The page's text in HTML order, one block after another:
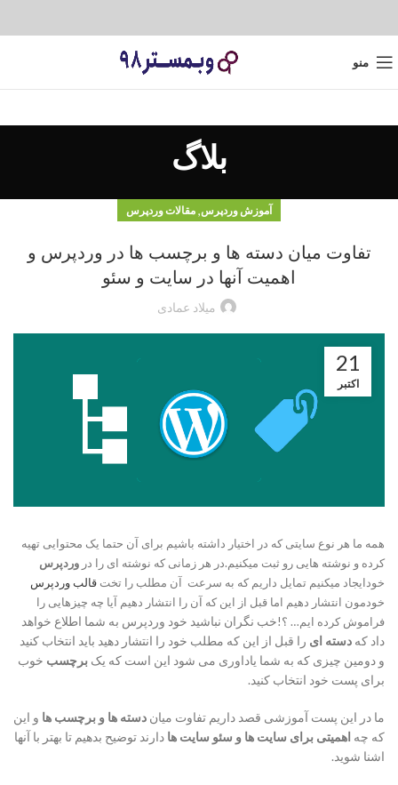
منو
بلاگ
آموزش وردپرس, مقالات وردپرس
تفاوت میان دسته ها و برچسب ها در وردپرس و
اهمیت آنها در سایت و سئو
میلاد عمادی
21
اکتبر
همه ما هر نوع سایتی که در اختیار داشته باشیم برای آن حتما یک محتوایی تهیه
کرده و نوشته هایی رو ثبت میکنیم.در هر زمانی که نوشته ای را در وردپرس
خودایجاد میکنیم تمایل داریم که به سرعت آن مطلب را تخت قالب وردپرس
خودمون انتشار دهیم اما قبل از این که آن را انتشار دهیم آیا چه چیزهایی را
فراموش کرده ایم… ؟!خب نگران نباشید خود وردپرس به شما اطلاع خواهد
داد که دسته ای را قبل از این که مطلب خود را انتشار دهید باید انتخاب کنید
و دومین چیزی که به شما یاداوری می شود این است که یک برچسب خوب
برای پست خود انتخاب کنید.
ما در این پست آموزشی قصد داریم تفاوت میان دسته ها و برچسب ها و این
که چه اهمیتی برای سایت ها و سئو سایت ها دارند توضیح بدهیم تا بهتر با آنها
اشنا شوید.